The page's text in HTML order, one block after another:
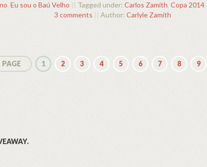
, Eu sou o Baú Velho || Tagged under: Carlos Zamith, Copa 2014,
3 comments || Author: Carlyle Zamith
PAGE 1 2 3 4 5 6 7 8 9